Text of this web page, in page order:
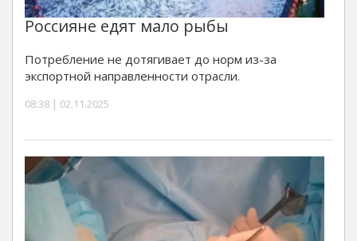
Россияне едят мало рыбы
Потребление не дотягивает до норм из-за
экспортной направленности отрасли.
08:38 | 02.11.2025